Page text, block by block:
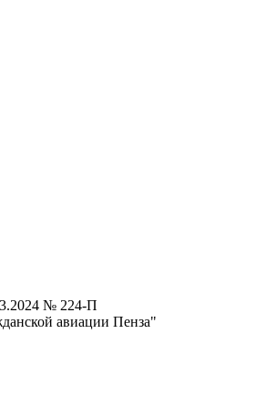
№ 224-П
авиации Пенза"